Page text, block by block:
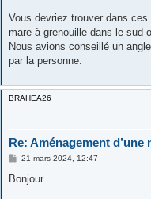
Vous devriez trouver dans
mare à grenouille dans le sud
Nous avions conseillé un
par la personne.
BRAHEA26
Re: Aménagement
M
s
21 mars 2024, 12:47
Bonjour